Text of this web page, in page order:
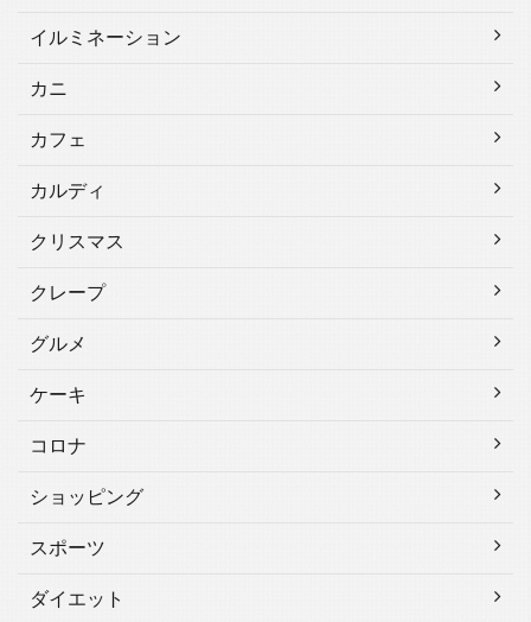
イルミネーション
カニ
カフェ
カルディ
クリスマス
クレープ
グルメ
ケーキ
コロナ
ショッピング
スポーツ
ダイエット